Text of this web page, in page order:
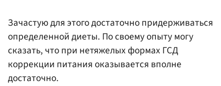
Зачастую для этого достаточно придерживаться
определенной диеты. По своему опыту могу
сказать, что при нетяжелых формах ГСД
коррекции питания оказывается вполне
достаточно.